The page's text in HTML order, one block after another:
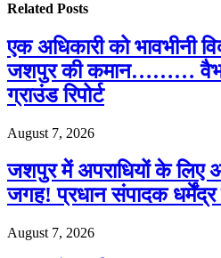
Related Posts
एक अधिकारी को भावभीनी
जशपुर की कमान……… वैभव
ग्राउंड रिपोर्ट
August 7, 2026
जशपुर में अपराधियों के लिए
जगह! प्रधान संपादक
August 7, 2026